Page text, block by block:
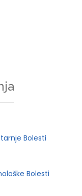
Bolesti
Bolesti